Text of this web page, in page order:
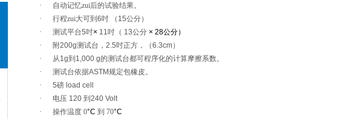
· 自动记忆zui后的试验结果。
· 行程zui大可到 6吋 （15公分）
· 测试平台5吋× 11吋 （ 13公分 × 28公分）
· 附200g测试台， 2.5吋正方， （6.3cm）
· 从1g到 1,000 g的测试台都可程序化的计算摩擦系数。
· 测试台依据ASTM规定包橡皮。
· 5磅 load cell
· 电压 120 到 240 Volt
· 操作温度 0°C 到 70°C